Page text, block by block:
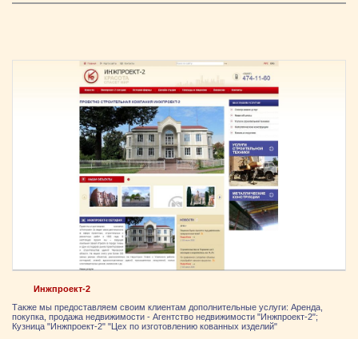
Инжпроект-2
Также мы предоставляем своим клиентам дополнительные услуги: Аренда,
покупка, продажа недвижимости - Агентство недвижимости "Инжпроект-2";
Кузница "Инжпроект-2" "Цех по изготовлению кованных изделий"